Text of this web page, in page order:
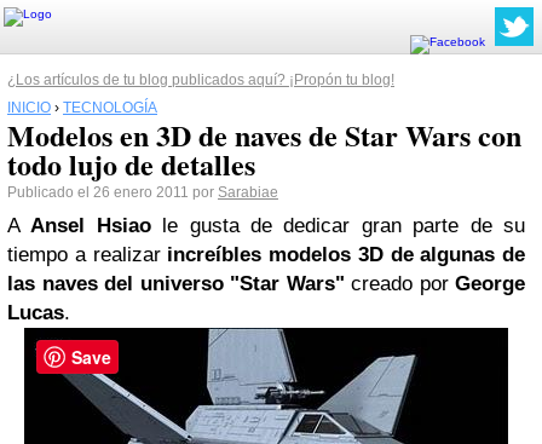
¿Los artículos de tu blog publicados aquí? ¡Propón tu blog!
INICIO › TECNOLOGÍA
Modelos en 3D de naves de Star Wars con
todo lujo de detalles
Publicado el 26 enero 2011 por Sarabiae
AAnsel Hsiaole gusta de dedicar gran parte de su
tiempo a realizar increíbles modelos 3D de algunas de
las naves del universo "Star Wars" creado por George
Lucas.
Save